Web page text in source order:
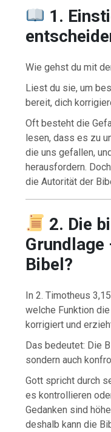
1.
Wie gehst du mit
Liest du sie, um
bereit, dich
Oft besteht die
lesen, dass es zu
die uns gefallen,
herausfordern.
die Autorität der
2. Die
Grundlage
Bibel?
In 2. Timotheus
welche Funktion
korrigiert und
Das bedeutet: Die
sondern auch
Gott spricht durch
es kontrollieren
Gedanken sind
deshalb kann die